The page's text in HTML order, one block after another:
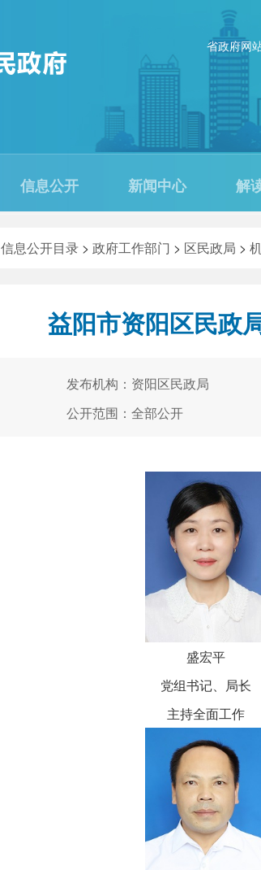
省政府网
信息公开 新闻中心 解
信息公开目录 > 政府工作部门 > 区民政局 >
益阳市资阳区民政
发布机构：资阳区民政局
公开范围：全部公开
盛宏平
党组书记、局长
主持全面工作